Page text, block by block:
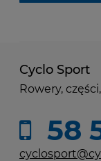
Cyclo Sport
Rowery,
58